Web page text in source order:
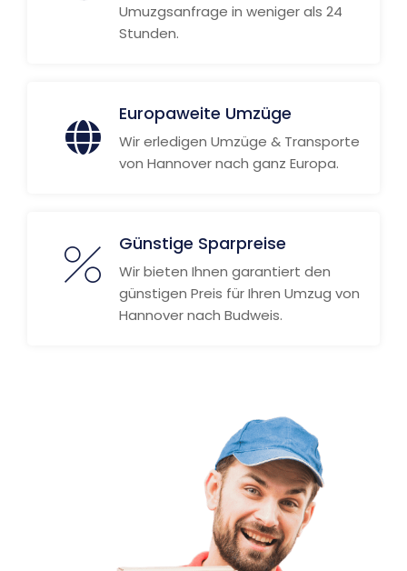
Umuzgsanfrage in weniger als 24
Stunden.
Europaweite Umzüge
Wir erledigen Umzüge & Transporte
von Hannover nach ganz Europa.
Günstige Sparpreise
Wir bieten Ihnen garantiert den
günstigen Preis für Ihren Umzug von
Hannover nach Budweis.